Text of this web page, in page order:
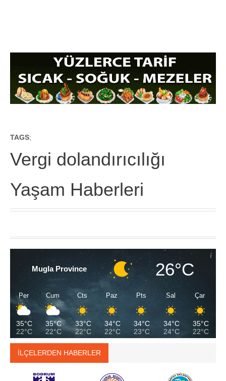
TAGS;
Vergi dolandırıcılığı
Yaşam Haberleri
Mugla Province 26°C
Per
35°C
22°C
Cum
35°C
22°C
Cts
33°C
22°C
Paz
34°C
22°C
Pts
34°C
23°C
Sal
34°C
24°C
Çar
35°C
22°C
İLÇELERDEN HABERLER